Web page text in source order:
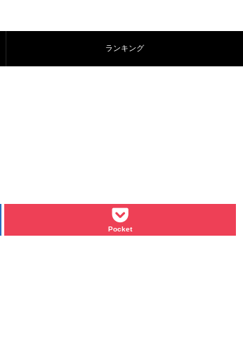
ランキング
Pocket